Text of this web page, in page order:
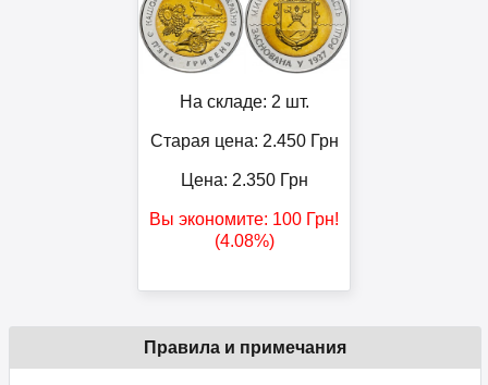
На складе: 2 шт.
Старая цена: 2.450Грн
Цена: 2.350Грн
Вы экономите: 100 Грн!
(4.08%)
Правила и примечания